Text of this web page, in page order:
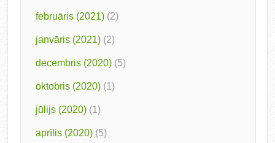
februāris (2021) (2)
janvāris (2021) (2)
decembris (2020) (5)
oktobris (2020) (1)
jūlijs (2020) (1)
aprīlis (2020) (5)